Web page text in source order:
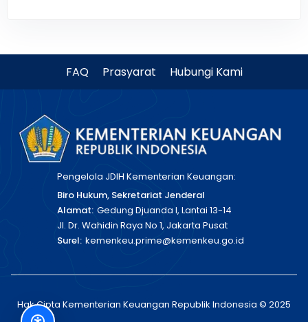
FAQ Prasyarat Hubungi Kami
Pengelola JDIH Kementerian Keuangan:
Biro Hukum, Sekretariat Jenderal
Alamat: Gedung Djuanda I, Lantai 13-14
Jl. Dr. Wahidin Raya No 1, Jakarta Pusat
Surel: kemenkeu.prime@kemenkeu.go.id
Hak Cipta Kementerian Keuangan Republik Indonesia © 2025